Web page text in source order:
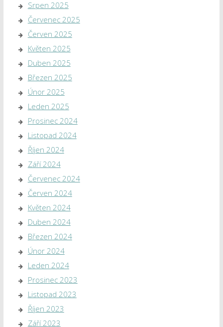
Srpen 2025
Červenec 2025
Červen 2025
Květen 2025
Duben 2025
Březen 2025
Únor 2025
Leden 2025
Prosinec 2024
Listopad 2024
Říjen 2024
Září 2024
Červenec 2024
Červen 2024
Květen 2024
Duben 2024
Březen 2024
Únor 2024
Leden 2024
Prosinec 2023
Listopad 2023
Říjen 2023
Září 2023